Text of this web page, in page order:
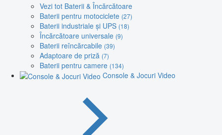
Vezi tot Baterii & Încărcătoare
Baterii pentru motociclete (27)
Baterii industriale și UPS (18)
Încărcătoare universale (9)
Baterii reîncărcabile (39)
Adaptoare de priză (7)
Baterii pentru camere (134)
Console & Jocuri Video